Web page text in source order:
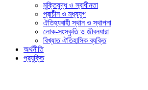
মুক্তিযুদ্ধ ও স্বাধীনতা
প্রাচীন ও মধ্যযুগ
ঐতিহ্যবাহী স্থান ও স্থাপনা
লোক-সংস্কৃতি ও জীবনধারা
বিখ্যাত ঐতিহাসিক ব্যক্তি
অর্থনীতি
প্রযুক্তি